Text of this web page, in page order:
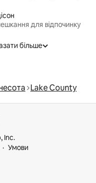
для відпочинку
більше
Lake County
Inc.
Умови